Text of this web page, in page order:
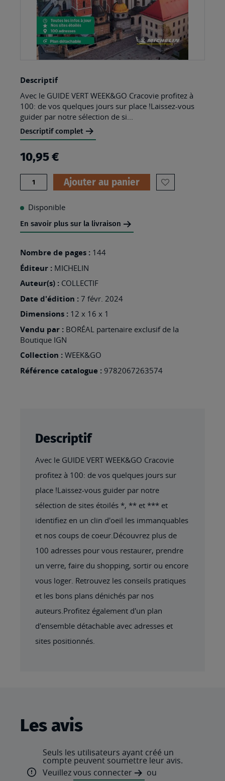
to
the
beginning
of
the
images
gallery
Descriptif
Avec le GUIDE VERT WEEK&GO Cracovie profitez à
100: de vos quelques jours sur place !Laissez-vous
guider par notre sélection de si...
Descriptif complet
10,95 €
Quantité Ajouter au panier
AJOUTER
Disponible
En savoir plus sur la livraison
Nombre de pages : 144
Éditeur : MICHELIN
Auteur(s) : COLLECTIF
Date d'édition : 7 févr. 2024
Dimensions : 12 x 16 x 1
Vendu par : BORÉAL partenaire exclusif de la
Boutique IGN
Collection : WEEK&GO
Référence catalogue : 9782067263574
Descriptif
Avec le GUIDE VERT WEEK&GO Cracovie
profitez à 100: de vos quelques jours sur
place !Laissez-vous guider par notre
sélection de sites étoilés *, ** et *** et
identifiez en un clin d'oeil les immanquables
et nos coups de coeur.Découvrez plus de
100 adresses pour vous restaurer, prendre
un verre, faire du shopping, sortir ou encore
vous loger. Retrouvez les conseils pratiques
et les bons plans dénichés par nos
auteurs.Profitez également d'un plan
d'ensemble détachable avec adresses et
sites positionnés.
Les avis
Seuls les utilisateurs ayant créé un
compte peuvent soumettre leur avis.
Veuillezvous connecter
ou